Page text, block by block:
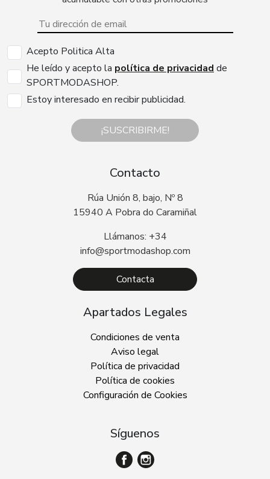
Acepto Politica Alta
He leído y acepto la política de privacidad de
SPORTMODASHOP.
Estoy interesado en recibir publicidad.
¡SUSCRIBIRME!
Contacto
Rúa Unión 8, bajo, Nº 8
15940 A Pobra do Caramiñal
Llámanos: +34
info@sportmodashop.com
Contacta
Apartados Legales
Condiciones de venta
Aviso legal
Política de privacidad
Política de cookies
Configuración de Cookies
Síguenos